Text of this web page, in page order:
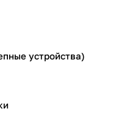
сцепные устройства)